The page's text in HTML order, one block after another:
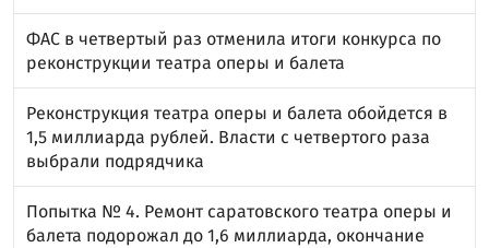
ФАС в четвертый раз отменила итоги конкурса по
реконструкции театра оперы и балета
Реконструкция театра оперы и балета обойдется в
1,5 миллиарда рублей. Власти с четвертого раза
выбрали подрядчика
Попытка № 4. Ремонт саратовского театра оперы и
балета подорожал до 1,6 миллиарда, окончание